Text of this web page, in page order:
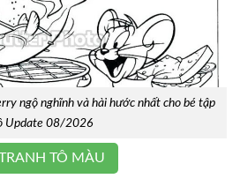
ngộ nghĩnh và hài hước nhất cho bé tập
Update 08/2026
TRANH TÔ MÀU